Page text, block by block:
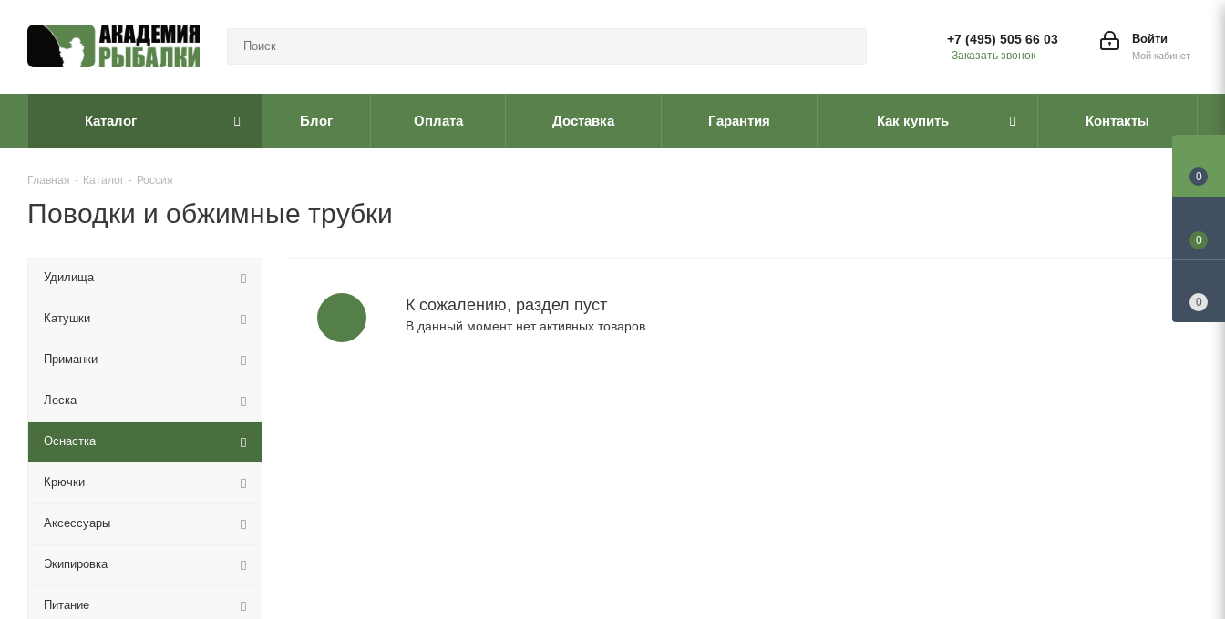
Войти
Мой кабинет
+7 (495) 505 66 03
Заказать звонок
Каталог Блог Оплата Доставка Гарантия Как купить Контакты
Главная - Каталог - Россия
Поводки и обжимные трубки
К сожалению, раздел пуст
В данный момент нет активных товаров
Удилища
Катушки
Приманки
Леска
Оснастка
Крючки
Аксессуары
Экипировка
Питание
0
0
0